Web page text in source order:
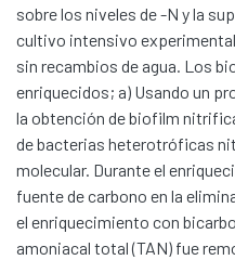
sobre los niveles de -N y la
cultivo intensivo
sin recambios de agua. Los
enriquecidos; a) Usando un
la obtención de biofilm
de bacterias heterotróficas
molecular. Durante el
fuente de carbono en la
el enriquecimiento con
amoniacal total (TAN) fue